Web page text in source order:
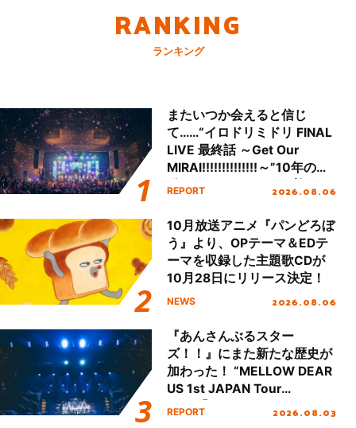
RANKING
ランキング
またいつか会えると信じ
て……“イロドリミドリ FINAL
LIVE 最終話 ～Get Our
MIRAI!!!!!!!!!!!!!!～”10年の活
動を経てファイナルを迎える
REPORT 2026.08.06
10月放送アニメ『パンどろぼ
う』より、OPテーマ＆EDテ
ーマを収録した主題歌CDが
10月28日にリリース決定！
NEWS 2026.08.06
『あんさんぶるスター
ズ！！』にまた新たな歴史が
加わった！ “MELLOW DEAR
US 1st JAPAN Tour
Final「NICE to meet YOU
REPORT 2026.08.03